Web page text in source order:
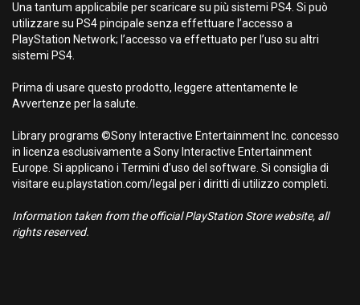
Una tantum applicabile per scaricare su più sistemi PS4. Si può
utilizzare su PS4 pincipale senza effettuare l’accesso a
PlayStation Network; l’accesso va effettuato per l’uso su altri
sistemi PS4.
Prima di usare questo prodotto, leggere attentamente le
Avvertenze per la salute.
Library programs ©Sony Interactive Entertainment Inc. concesso
in licenza esclusivamente a Sony Interactive Entertainment
Europe. Si applicano i Termini d’uso del software. Si consiglia di
visitare eu.playstation.com/legal per i diritti di utilizzo completi.
Information taken from the official PlayStation Store website, all
rights reserved.